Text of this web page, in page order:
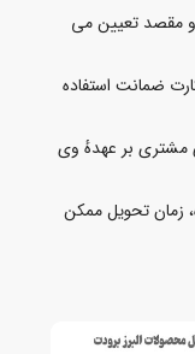
مقصد تعیین می‌
ضمانت استفاده
مشتری بر عهدهٔ وی
زمان تحویل ممکن